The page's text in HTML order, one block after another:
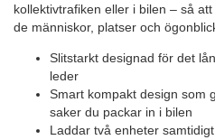
kollektivtrafiken eller i bilen – så
de människor, platser och
Slitstarkt designad för det
leder
Smart kompakt design som
saker du packar in i bilen
Laddar två enheter